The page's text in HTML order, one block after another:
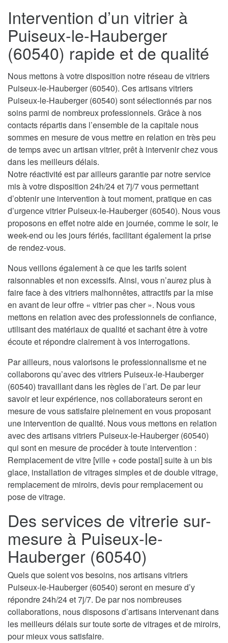
Intervention d’un vitrier à
Puiseux-le-Hauberger
(60540) rapide et de qualité
Nous mettons à votre disposition notre réseau de vitriers
Puiseux-le-Hauberger (60540). Ces artisans vitriers
Puiseux-le-Hauberger (60540) sont sélectionnés par nos
soins parmi de nombreux professionnels. Grâce à nos
contacts répartis dans l’ensemble de la capitale nous
sommes en mesure de vous mettre en relation en très peu
de temps avec un artisan vitrier, prêt à intervenir chez vous
dans les meilleurs délais.
Notre réactivité est par ailleurs garantie par notre service
mis à votre disposition 24h/24 et 7j/7 vous permettant
d’obtenir une intervention à tout moment, pratique en cas
d’urgence vitrier Puiseux-le-Hauberger (60540). Nous vous
proposons en effet notre aide en journée, comme le soir, le
week-end ou les jours fériés, facilitant également la prise
de rendez-vous.
Nous veillons également à ce que les tarifs soient
raisonnables et non excessifs. Ainsi, vous n’aurez plus à
faire face à des vitriers malhonnêtes, attractifs par la mise
en avant de leur offre « vitrier pas cher ». Nous vous
mettons en relation avec des professionnels de confiance,
utilisant des matériaux de qualité et sachant être à votre
écoute et répondre clairement à vos interrogations.
Par ailleurs, nous valorisons le professionnalisme et ne
collaborons qu’avec des vitriers Puiseux-le-Hauberger
(60540) travaillant dans les règles de l’art. De par leur
savoir et leur expérience, nos collaborateurs seront en
mesure de vous satisfaire pleinement en vous proposant
une intervention de qualité. Nous vous mettons en relation
avec des artisans vitriers Puiseux-le-Hauberger (60540)
qui sont en mesure de procéder à toute intervention :
Remplacement de vitre [ville + code postal] suite à un bis
glace, installation de vitrages simples et de double vitrage,
remplacement de miroirs, devis pour remplacement ou
pose de vitrage.
Des services de vitrerie sur-
mesure à Puiseux-le-
Hauberger (60540)
Quels que soient vos besoins, nos artisans vitriers
Puiseux-le-Hauberger (60540) seront en mesure d’y
répondre 24h/24 et 7j/7. De par nos nombreuses
collaborations, nous disposons d’artisans intervenant dans
les meilleurs délais sur toute sorte de vitrages et de miroirs,
pour mieux vous satisfaire.